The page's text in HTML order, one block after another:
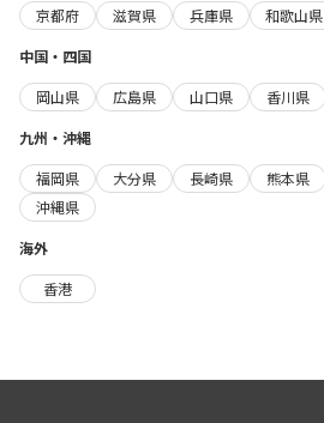
京都府
滋賀県 兵庫県
和歌山県
中国・四国
岡山県
広島県 山口県 香川県
九州・沖縄
福岡県
大分県 長崎県 熊本県
沖縄県
海外
香港